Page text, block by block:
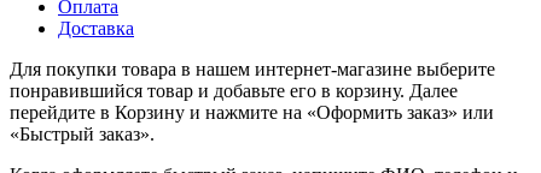
Оплата
Доставка
Для покупки товара в нашем интернет-магазине выберите
понравившийся товар и добавьте его в корзину. Далее
перейдите в Корзину и нажмите на «Оформить заказ» или
«Быстрый заказ».